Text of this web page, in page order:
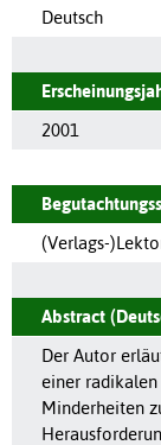
Deutsch
2001
(Verlags-
Abstract
Der Autor
einer
Minderheiten